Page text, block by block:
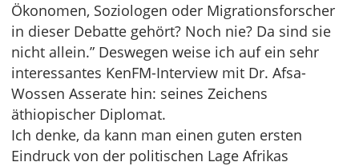
Ökonomen, Soziologen oder Migrationsforscher
in dieser Debatte gehört? Noch nie? Da sind sie
nicht allein.” Deswegen weise ich auf ein sehr
interessantes KenFM-Interview mit Dr. Afsa-
Wossen Asserate hin: seines Zeichens
äthiopischer Diplomat.
Ich denke, da kann man einen guten ersten
Eindruck von der politischen Lage Afrikas